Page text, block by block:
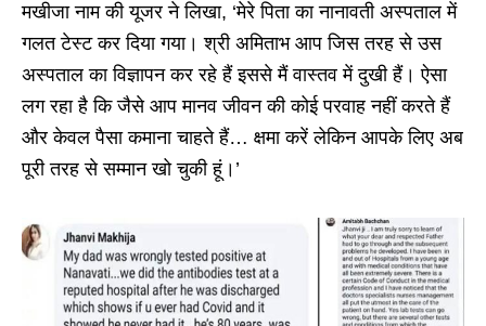
मखीजा नाम की यूजर ने लिखा, ‘मेरे पिता का नानावती अस्पताल में
गलत टेस्ट कर दिया गया। श्री अमिताभ आप जिस तरह से उस
अस्पताल का विज्ञापन कर रहे हैं इससे मैं वास्तव में दुखी हैं। ऐसा
लग रहा है कि जैसे आप मानव जीवन की कोई परवाह नहीं करते हैं
और केवल पैसा कमाना चाहते हैं… क्षमा करें लेकिन आपके लिए अब
पूरी तरह से सम्मान खो चुकी हूं।’